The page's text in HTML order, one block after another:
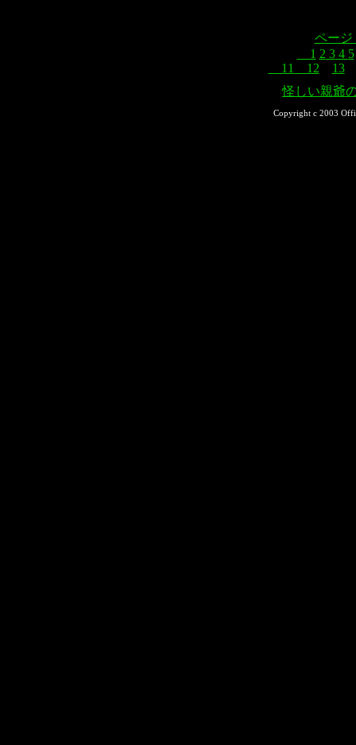
ページ
1 2 34 5
11
12
13
怪しい親爺
Copyright c 2003